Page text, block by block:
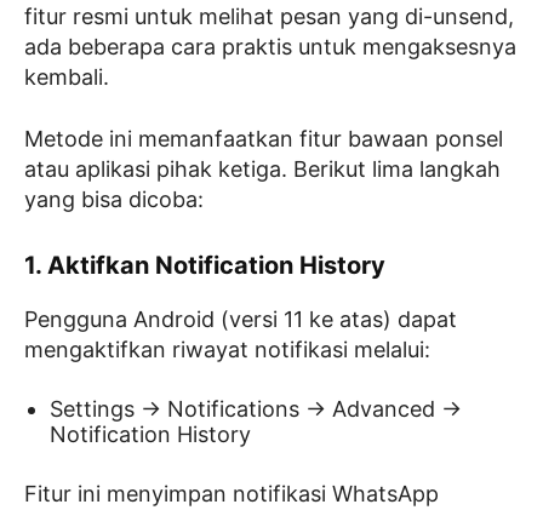
fitur resmi untuk melihat pesan yang di-unsend,
ada beberapa cara praktis untuk mengaksesnya
kembali.
Metode ini memanfaatkan fitur bawaan ponsel
atau aplikasi pihak ketiga. Berikut lima langkah
yang bisa dicoba:
1. Aktifkan Notification History
Pengguna Android (versi 11 ke atas) dapat
mengaktifkan riwayat notifikasi melalui:
Settings → Notifications → Advanced →
Notification History
Fitur ini menyimpan notifikasi WhatsApp